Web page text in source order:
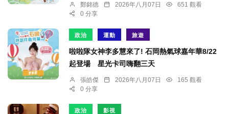
鄭銘德 2026年八月07日
651 觀看
0 分享
政治 運動 旅遊
啦啦隊女神李多慧來了! 石岡熱氣球嘉年華8/22
起登場 星光卡司嗨翻三天
張皓傑 2026年八月07日
165 觀看
0 分享
政治 影視